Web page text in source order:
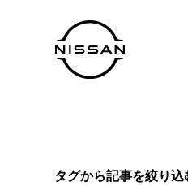
タグから記事を絞り込